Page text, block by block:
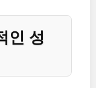
인 성